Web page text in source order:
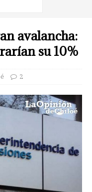
avalancha:
su 10%
2